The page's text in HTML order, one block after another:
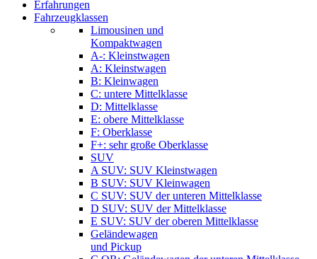
Erfahrungen
Fahrzeugklassen
Limousinen und
Kompaktwagen
A-: Kleinstwagen
A: Kleinstwagen
B: Kleinwagen
C: untere Mittelklasse
D: Mittelklasse
E: obere Mittelklasse
F: Oberklasse
F+: sehr große Oberklasse
SUV
A SUV: SUV Kleinstwagen
B SUV: SUV Kleinwagen
C SUV: SUV der unteren Mittelklasse
D SUV: SUV der Mittelklasse
E SUV: SUV der oberen Mittelklasse
Geländewagen
und Pickup